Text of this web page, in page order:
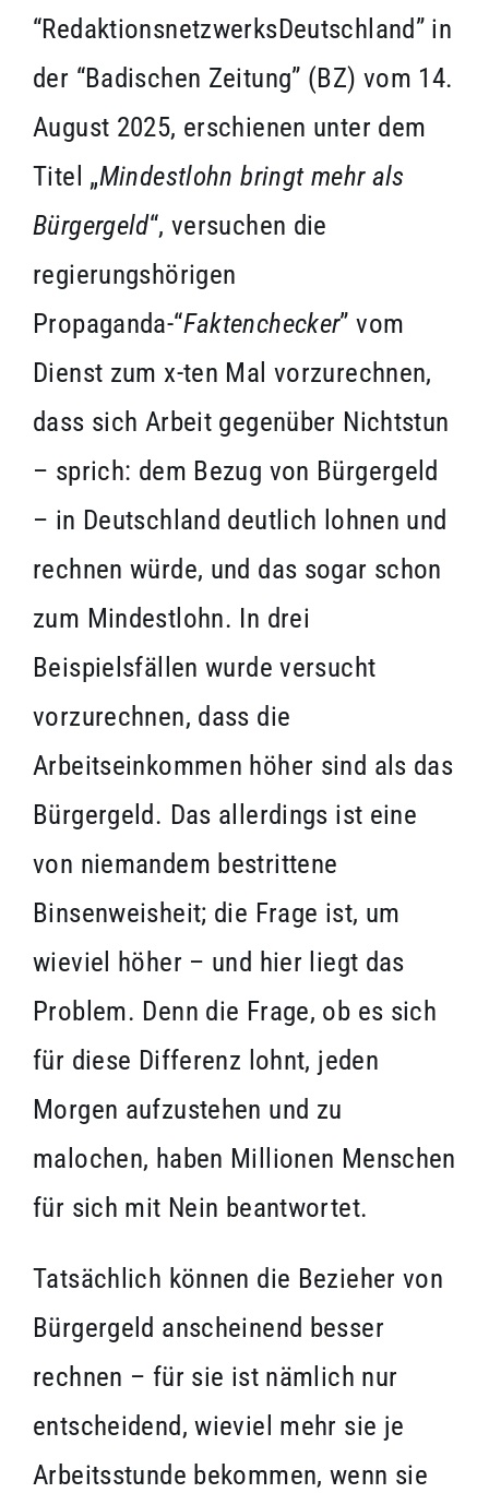
“RedaktionsnetzwerksDeutschland” in
der “Badischen Zeitung” (BZ) vom 14.
August 2025, erschienen unter dem
Titel „Mindestlohn bringt mehr als
Bürgergeld“, versuchen die
regierungshörigen
Propaganda-“Faktenchecker” vom
Dienst zum x-ten Mal vorzurechnen,
dass sich Arbeit gegenüber Nichtstun
– sprich: dem Bezug von Bürgergeld
– in Deutschland deutlich lohnen und
rechnen würde, und das sogar schon
zum Mindestlohn. In drei
Beispielsfällen wurde versucht
vorzurechnen, dass die
Arbeitseinkommen höher sind als das
Bürgergeld. Das allerdings ist eine
von niemandem bestrittene
Binsenweisheit; die Frage ist, um
wieviel höher – und hier liegt das
Problem. Denn die Frage, ob es sich
für diese Differenz lohnt, jeden
Morgen aufzustehen und zu
malochen, haben Millionen Menschen
für sich mit Nein beantwortet.
Tatsächlich können die Bezieher von
Bürgergeld anscheinend besser
rechnen – für sie ist nämlich nur
entscheidend, wieviel mehr sie je
Arbeitsstunde bekommen, wenn sie